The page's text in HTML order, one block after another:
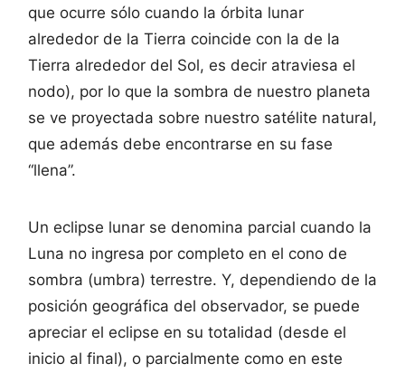
que ocurre sólo cuando la órbita lunar
alrededor de la Tierra coincide con la de la
Tierra alrededor del Sol, es decir atraviesa el
nodo), por lo que la sombra de nuestro planeta
se ve proyectada sobre nuestro satélite natural,
que además debe encontrarse en su fase
“llena”.
Un eclipse lunar se denomina parcial cuando la
Luna no ingresa por completo en el cono de
sombra (umbra) terrestre. Y, dependiendo de la
posición geográfica del observador, se puede
apreciar el eclipse en su totalidad (desde el
inicio al final), o parcialmente como en este